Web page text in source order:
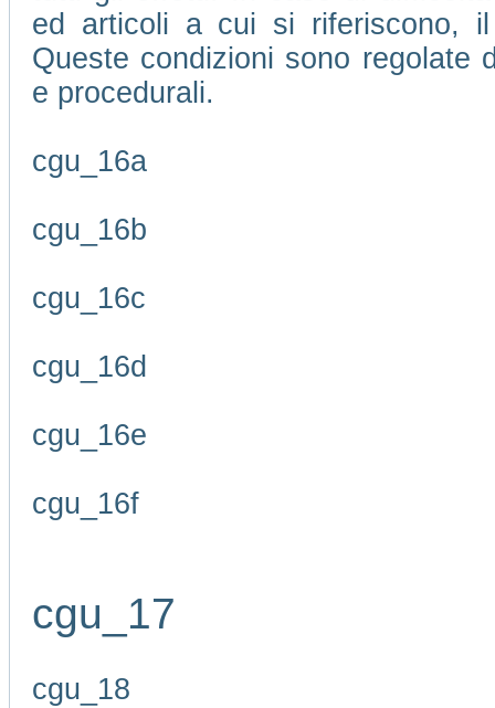
ed articoli a cui si riferiscono,
Queste condizioni sono regolate
e procedurali.
cgu_16a
cgu_16b
cgu_16c
cgu_16d
cgu_16e
cgu_16f
cgu_17
cgu_18